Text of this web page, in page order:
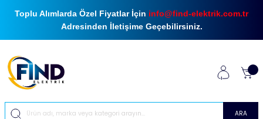
Toplu Alımlarda Özel Fiyatlar İçin info@find-elektrik.com.tr
Adresinden İletişime Geçebilirsiniz.
ARA